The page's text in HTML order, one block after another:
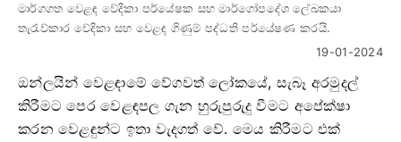
මාර්ගගත වෙළඳ වේදිකා පර්යේෂක සහ මාර්ගෝපදේශ ලේඛකයා
තැරැව්කාර වේදිකා සහ වෙළඳ ගිණුම් පද්ධති පර්යේෂණ කරයි.
19-01-2024
ඔන්ලයින් වෙළඳාමේ වේගවත් ලෝකයේ, සැබෑ අරමුදල්
කිරීමට පෙර වෙළඳපල ගැන හුරුපුරුදු වීමට අපේක්ෂා
කරන වෙළඳුන්ට ඉතා වැදගත් වේ. මෙය කිරීමට එක්